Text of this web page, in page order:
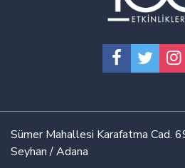
Sümer Mahallesi Karafatma Cad.
Seyhan / Adana